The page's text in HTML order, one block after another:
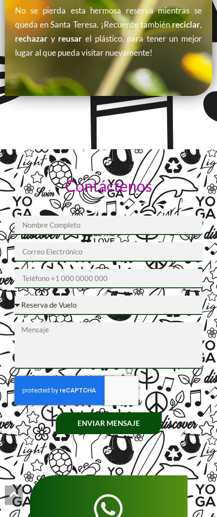
No se pierda esta hermosa reserva mientras se
queda en Santa Teresa. ¡Recuerde tambiénreciclar,
rechazar y reusar el plástico, para tener un mejor
lugar al que pueda visitar nuevamente!
Contáctenos
ENVIAR MENSAJE